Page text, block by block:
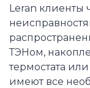
Leran клиенты
ТЭНом,
термостата
имеют все